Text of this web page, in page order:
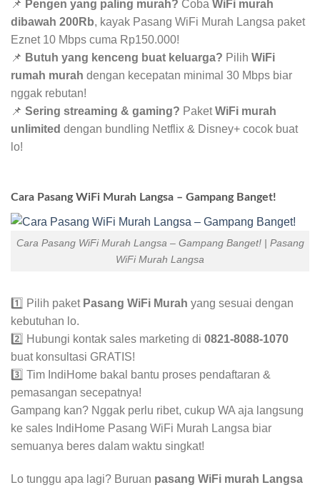
📌 Pengen yang paling murah? Coba WiFi murah
dibawah 200Rb, kayak Pasang WiFi Murah Langsa paket
Eznet 10 Mbps cuma Rp150.000!
📌 Butuh yang kenceng buat keluarga? Pilih WiFi
rumah murah dengan kecepatan minimal 30 Mbps biar
nggak rebutan!
📌 Sering streaming & gaming? PaketWiFi murah
unlimited dengan bundling Netflix & Disney+ cocok buat
lo!
Cara Pasang WiFi Murah Langsa – Gampang Banget!
Cara Pasang WiFi Murah Langsa – Gampang Banget! | Pasang
WiFi Murah Langsa
1️⃣ Pilih paket Pasang WiFi Murah yang sesuai dengan
kebutuhan lo.
2️⃣ Hubungi kontak sales marketing di 0821-8088-1070
buat konsultasi GRATIS!
3️⃣ Tim IndiHome bakal bantu proses pendaftaran &
pemasangan secepatnya!
Gampang kan? Nggak perlu ribet, cukup WA aja langsung
ke sales IndiHome Pasang WiFi Murah Langsa biar
semuanya beres dalam waktu singkat!
Lo tunggu apa lagi? Buruan pasang WiFi murah Langsa